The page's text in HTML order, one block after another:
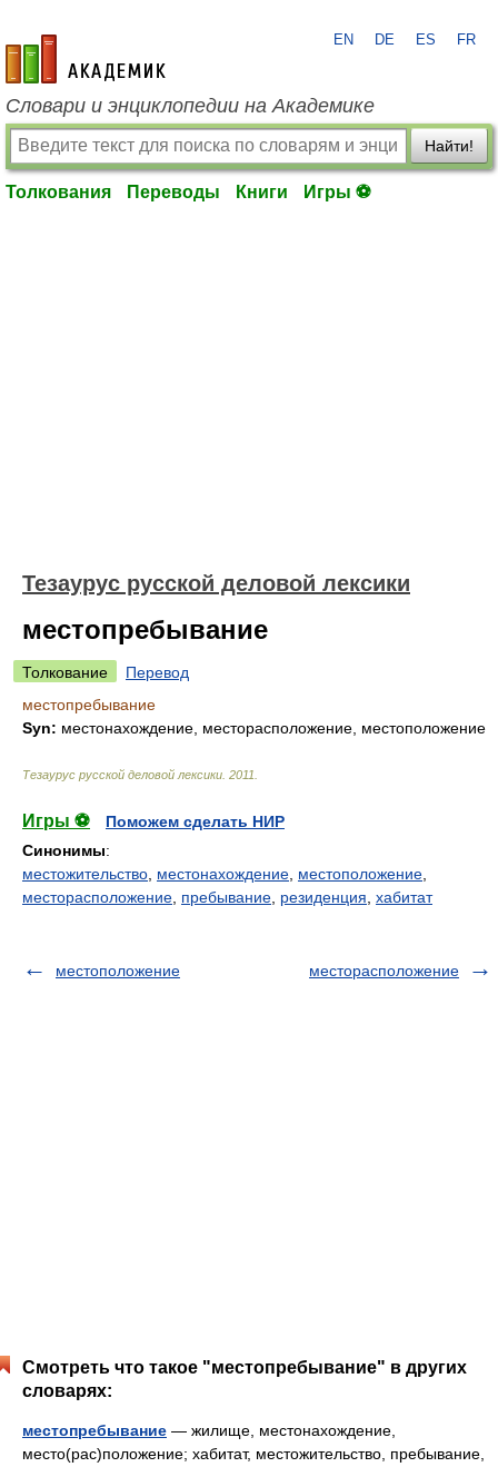
academic.ru
EN DE ES FR
Словари и энциклопедии на Академике
Найти!
Толкования Переводы Книги Игры ⚽
Тезаурус русской деловой лексики
местопребывание
Толкование
Перевод
местопребывание
Syn: местонахождение, месторасположение, местоположение
Тезаурус русской деловой лексики 2011
Игры ⚽
Поможем сделать НИР
Синонимы:
местожительство местонахождение местоположение
месторасположение пребывание резиденция хабитат
местоположение месторасположение
Смотреть что такое "местопребывание" в других
словарях:
местопребывание — жилище, местонахождение,
место(рас)положение; хабитат, местожительство, пребывание,